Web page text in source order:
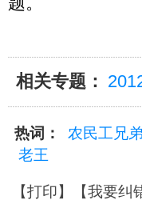
相关专题：
热词： 农民工兄弟
老王
【打印】【我要纠